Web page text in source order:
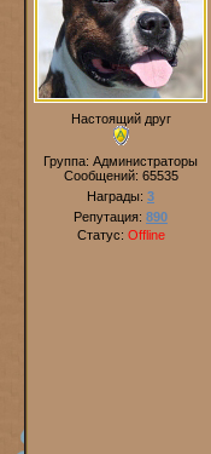
Настоящий друг
Группа: Администраторы
Сообщений: 65535
Награды: 3
Репутация: 890
Статус: Offline